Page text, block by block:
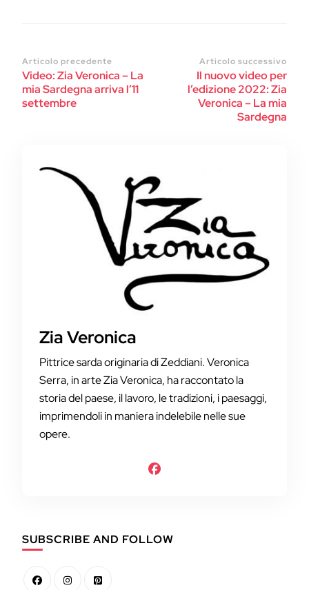
Articolo precedente
Video: Zia Veronica – La
mia Sardegna arriva l’11
settembre
Articolo successivo
Il nuovo video per
l’edizione 2022: Zia
Veronica – La mia
Sardegna
Zia Veronica
Pittrice sarda originaria di Zeddiani. Veronica
Serra, in arte Zia Veronica, ha raccontato la
storia del paese, il lavoro, le tradizioni, i paesaggi,
imprimendoli in maniera indelebile nelle sue
opere.
SUBSCRIBE AND FOLLOW